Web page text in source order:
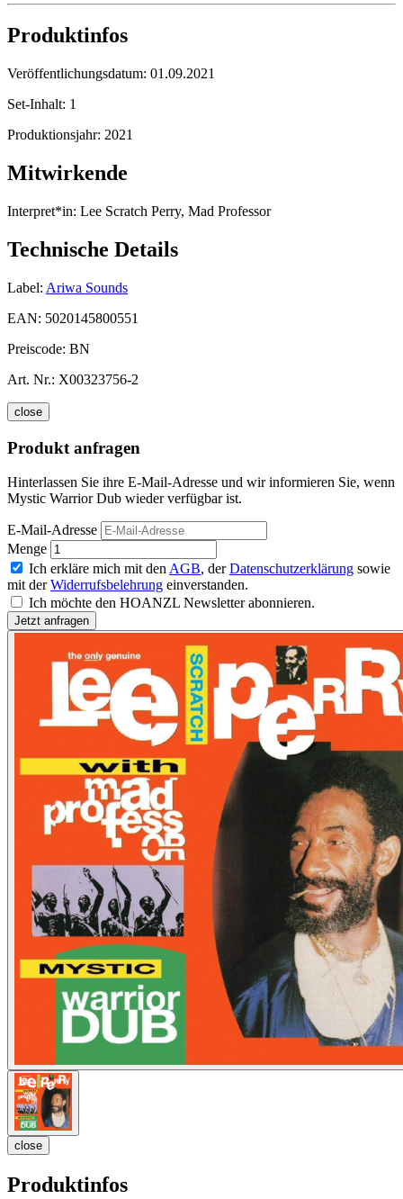
Produktinfos
Veröffentlichungsdatum: 01.09.2021
Set-Inhalt: 1
Produktionsjahr: 2021
Mitwirkende
Interpret*in: Lee Scratch Perry, Mad Professor
Technische Details
Label: Ariwa Sounds
EAN: 5020145800551
Preiscode: BN
Art. Nr.: X00323756-2
close
Produkt anfragen
Hinterlassen Sie ihre E-Mail-Adresse und wir informieren Sie, wenn
Mystic Warrior Dub wieder verfügbar ist.
E-Mail-Adresse
Menge
Ich erkläre mich mit den AGB, derDatenschutzerklärung sowie
mit derWiderrufsbelehrung einverstanden.
Ich möchte den HOANZL Newsletter abonnieren.
close
Produktinfos